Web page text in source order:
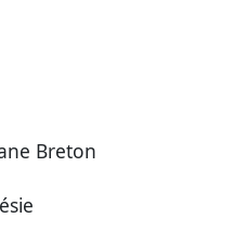
Breton